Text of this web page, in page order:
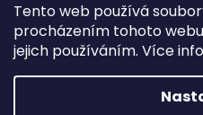
Tento web používá
procházením tohoto
jejich používáním. Více
‼️Rušíme kategorii “výřezy a